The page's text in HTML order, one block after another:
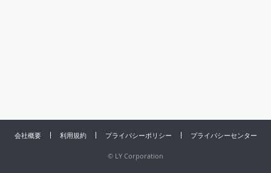
会社概要 利用規約 プライバシーポリシー プライバシーセンター
© LY Corporation